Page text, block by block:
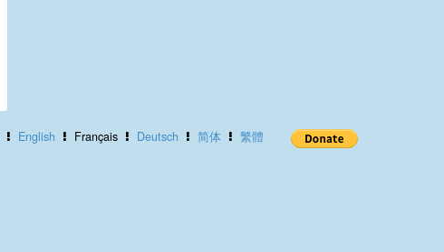
English Français Deutsch 简体 繁體